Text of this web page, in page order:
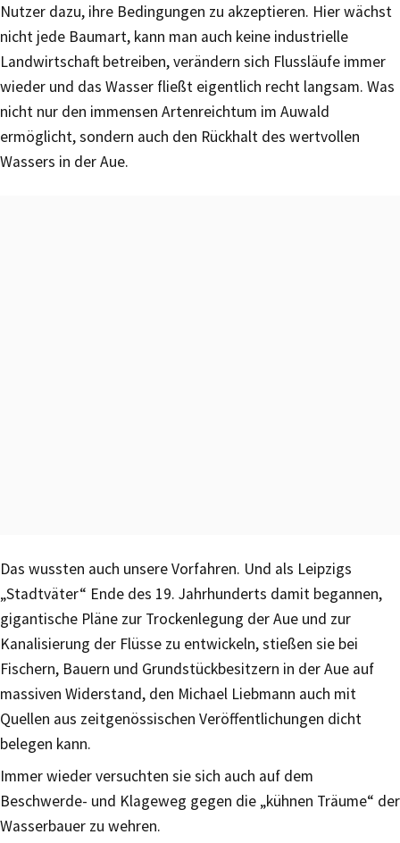
Nutzer dazu, ihre Bedingungen zu akzeptieren. Hier wächst
nicht jede Baumart, kann man auch keine industrielle
Landwirtschaft betreiben, verändern sich Flussläufe immer
wieder und das Wasser fließt eigentlich recht langsam. Was
nicht nur den immensen Artenreichtum im Auwald
ermöglicht, sondern auch den Rückhalt des wertvollen
Wassers in der Aue.
Das wussten auch unsere Vorfahren. Und als Leipzigs
„Stadtväter“ Ende des 19. Jahrhunderts damit begannen,
gigantische Pläne zur Trockenlegung der Aue und zur
Kanalisierung der Flüsse zu entwickeln, stießen sie bei
Fischern, Bauern und Grundstückbesitzern in der Aue auf
massiven Widerstand, den Michael Liebmann auch mit
Quellen aus zeitgenössischen Veröffentlichungen dicht
belegen kann.
Immer wieder versuchten sie sich auch auf dem
Beschwerde- und Klageweg gegen die „kühnen Träume“ der
Wasserbauer zu wehren.